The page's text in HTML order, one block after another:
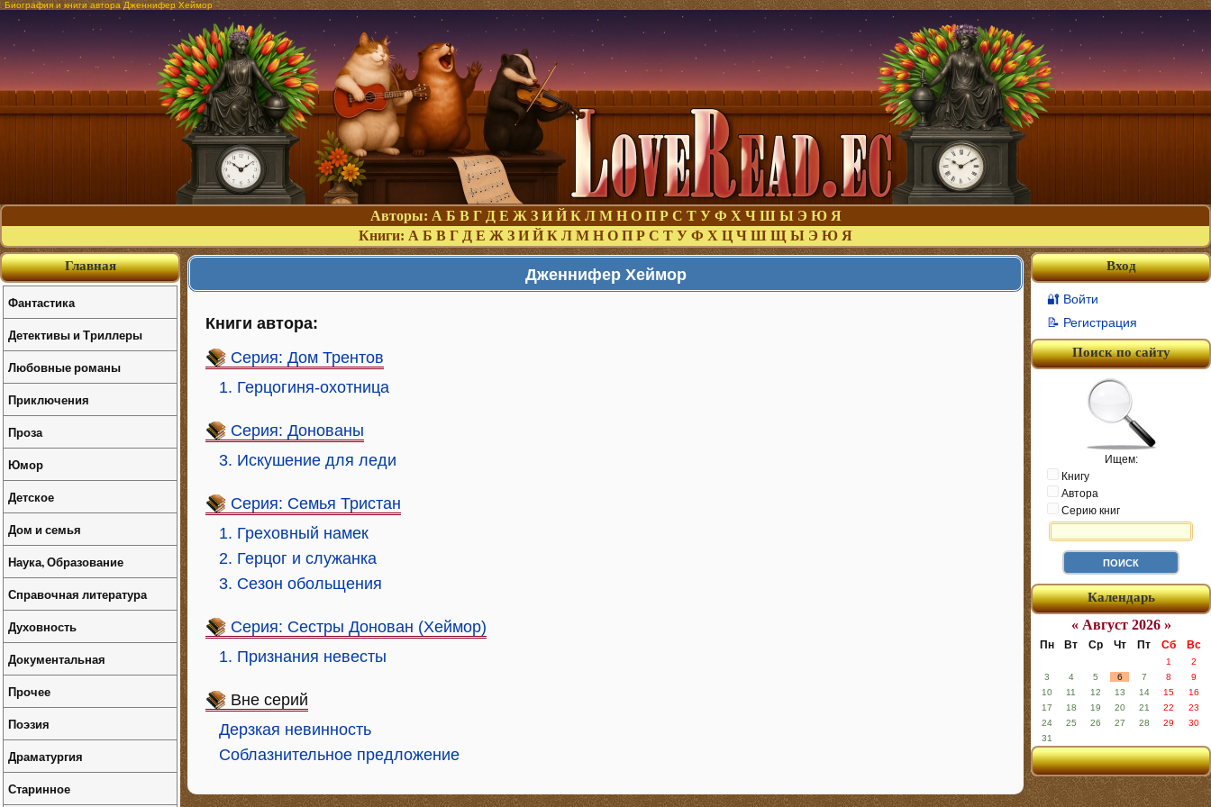
Биография и книги автора Дженнифер Хеймор
Авторы: А Б В Г Д Е Ж З И Й К Л М Н О П Р С Т У Ф Х Ч Ш Ы Э Ю Я
Книги: А Б В Г Д Е Ж З И Й К Л М Н О П Р С Т У Ф Х Ц Ч Ш Щ Ы Э Ю Я
Дженнифер Хеймор
Книги автора:
Серия: Дом Трентов
1. Герцогиня-охотница
Серия: Донованы
3. Искушение для леди
Серия: Семья Тристан
1. Греховный намек
2. Герцог и служанка
3. Сезон обольщения
Серия: Сестры Донован (Хеймор)
1. Признания невесты
Вне серий
Дерзкая невинность
Соблазнительное предложение
Вход
🔐 Войти
📝 Регистрация
Поиск по сайту
Ищем:
Книгу
Автора
Серию книг
Календарь
« Август 2026 »
Пн Вт Ср Чт Пт Сб Вс
1
2
3
4 5 6 7 8
9
10
11 12 13 14 15
16
17
18 19 20 21 22
23
24
25 26 27 28 29
30
31
Главная
Фантастика
Детективы и Триллеры
Любовные романы
Приключения
Проза
Юмор
Детское
Дом и семья
Наука, Образование
Справочная литература
Духовность
Документальная
Прочее
Поэзия
Драматургия
Старинное